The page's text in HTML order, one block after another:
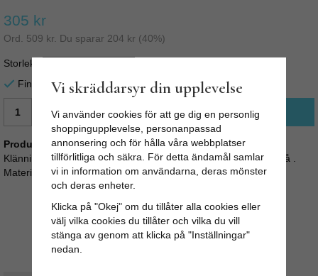
305 kr
Ord. 509 kr . Du sparar 204 kr (40%)
Storlek
Finns i lager för omgående leverans
LÄGG I VARUKORG
Produktbeskrivning:
Klänning / Tunika, Jeanette Lös och ledig klänning i bomullstrikå .
Material: 95% bomull och 5% elastan. Färg: Lila, som på bilden
Vi skräddarsyr din upplevelse
Vi använder cookies för att ge dig en personlig
shoppingupplevelse, personanpassad
annonsering och för hålla våra webbplatser
tillförlitliga och säkra. För detta ändamål samlar
vi in information om användarna, deras mönster
och deras enheter.
Klicka på "Okej" om du tillåter alla cookies eller
välj vilka cookies du tillåter och vilka du vill
stänga av genom att klicka på "Inställningar"
nedan.